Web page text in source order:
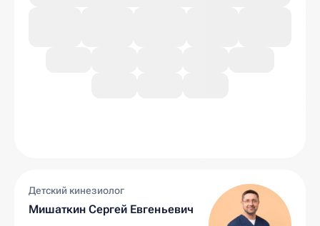
Детский кинезиолог
Мишаткин Сергей Евгеньевич